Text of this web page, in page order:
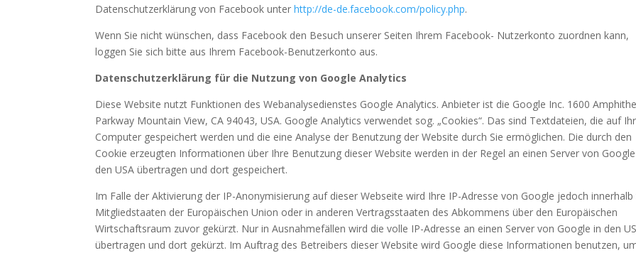
Datenschutzerklärung von Facebook unterhttp://de-de.facebook.com/policy.php.
Wenn Sie nicht wünschen, dass Facebook den Besuch unserer Seiten Ihrem Facebook- Nutzerkonto zuordnen kann,
loggen Sie sich bitte aus Ihrem Facebook-Benutzerkonto aus.
Datenschutzerklärung für die Nutzung von Google Analytics
Diese Website nutzt Funktionen des Webanalysedienstes Google Analytics. Anbieter ist die Google Inc. 1600
Parkway Mountain View, CA 94043, USA. Google Analytics verwendet sog. „Cookies“. Das sind Textdateien, die auf
Computer gespeichert werden und die eine Analyse der Benutzung der Website durch Sie ermöglichen. Die durch den
Cookie erzeugten Informationen über Ihre Benutzung dieser Website werden in der Regel an einen Server von
den USA übertragen und dort gespeichert.
Im Falle der Aktivierung der IP-Anonymisierung auf dieser Webseite wird Ihre IP-Adresse von Google jedoch innerhalb
Mitgliedstaaten der Europäischen Union oder in anderen Vertragsstaaten des Abkommens über den Europäischen
Wirtschaftsraum zuvor gekürzt. Nur in Ausnahmefällen wird die volle IP-Adresse an einen Server von Google in den
übertragen und dort gekürzt. Im Auftrag des Betreibers dieser Website wird Google diese Informationen benutzen,